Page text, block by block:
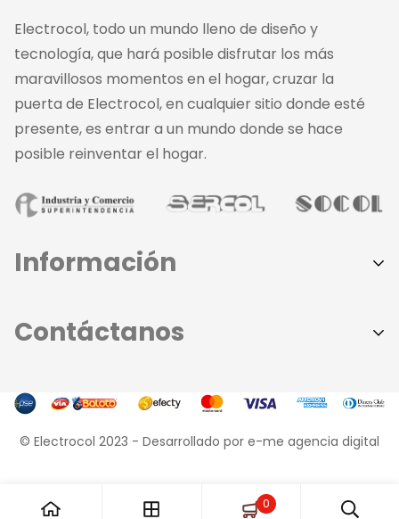
Electrocol, todo un mundo lleno de diseño y
tecnología, que hará posible disfrutar los más
maravillosos momentos en el hogar, cruzar la
puerta de Electrocol, en cualquier sitio donde esté
presente, es entrar a un mundo donde se hace
posible reinventar el hogar.
Información
Aviso de Privacidad
Políticas de Privacidad
Contáctanos
Conócenos
Contáctanos
- Dirección: Calle 37 # 44 - 109
© Electrocol 2023 - Desarrollado por e-me agencia digital
0